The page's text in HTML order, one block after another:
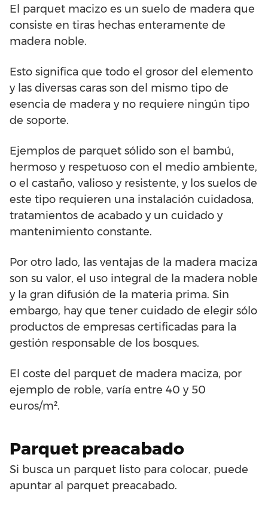
El parquet macizo es un suelo de madera que
consiste en tiras hechas enteramente de
madera noble.
Esto significa que todo el grosor del elemento
y las diversas caras son del mismo tipo de
esencia de madera y no requiere ningún tipo
de soporte.
Ejemplos de parquet sólido son el bambú,
hermoso y respetuoso con el medio ambiente,
o el castaño, valioso y resistente, y los suelos de
este tipo requieren una instalación cuidadosa,
tratamientos de acabado y un cuidado y
mantenimiento constante.
Por otro lado, las ventajas de la madera maciza
son su valor, el uso integral de la madera noble
y la gran difusión de la materia prima. Sin
embargo, hay que tener cuidado de elegir sólo
productos de empresas certificadas para la
gestión responsable de los bosques.
El coste del parquet de madera maciza, por
ejemplo de roble, varía entre 40 y 50
euros/m².
Parquet preacabado
Si busca un parquet listo para colocar, puede
apuntar al parquet preacabado.